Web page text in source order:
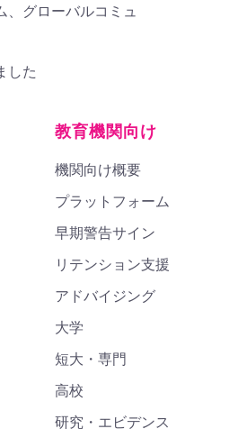
、グローバルコミュ
した
教育機関向け
機関向け概要
プラットフォーム
早期警告サイン
リテンション支援
アドバイジング
大学
短大・専門
高校
研究・エビデンス